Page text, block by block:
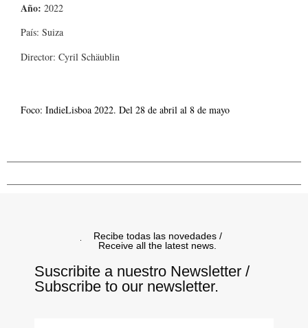
Año: 2022
País: Suiza
Director: Cyril Schäublin
Foco: IndieLisboa 2022. Del 28 de abril al 8 de mayo
Recibe todas las novedades /
Receive all the latest news.
Suscribite a nuestro Newsletter /
Subscribe to our newsletter.